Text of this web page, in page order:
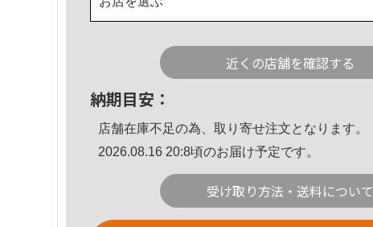
近くの店舗を確認する
納期目安：
店舗在庫不足の為、取り寄せ注文となります。
2026.08.16 20:8頃のお届け予定です。
受け取り方法・送料について